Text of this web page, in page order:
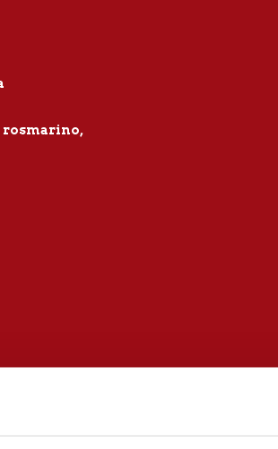
rosmarino,
di carni bianche, non è sempre